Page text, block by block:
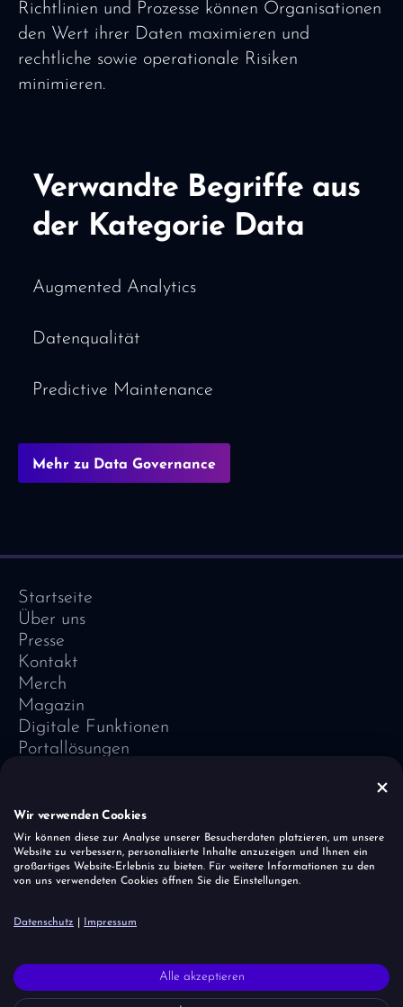
Richtlinien und Prozesse können Organisationen
den Wert ihrer Daten maximieren und
rechtliche sowie operationale Risiken
minimieren.
Verwandte Begriffe aus
der Kategorie Data
Augmented Analytics
Datenqualität
Predictive Maintenance
Mehr zu Data Governance
von Glaube, Herkunft, Alter und Geschlecht – akzeptiert und
respektiert werden. Wir ziehen allerdings eine klare Linie bei rechtem
Startseite
Über uns
Presse
Kontakt
Merch
Magazin
Digitale Funktionen
Portallösungen
Vivid Vision
Impressum
Datenschutz
Cookies
Wir verwenden Cookies
Wir können diese zur Analyse unserer Besucherdaten platzieren, um unsere
Website zu verbessern, personalisierte Inhalte anzuzeigen und Ihnen ein
großartiges Website-Erlebnis zu bieten. Für weitere Informationen zu den
von uns verwendeten Cookies öffnen Sie die Einstellungen.
Datenschutz Impressum
Alle akzeptieren